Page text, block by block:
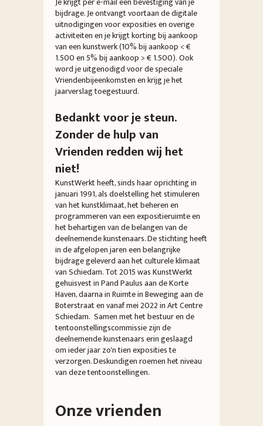
bijdrage. Je ontvangt voortaan de digitale
uitnodigingen voor exposities en overige
activiteiten en je krijgt korting bij aankoop
van een kunstwerk (10% bij aankoop < €
1.500 en 5% bij aankoop > € 1.500). Ook
word je uitgenodigd voor de speciale
Vriendenbijeenkomsten en krijg je het
jaarverslag toegestuurd.
Bedankt voor je steun.
Zonder de hulp van
Vrienden redden wij het
niet!
KunstWerkt heeft, sinds haar oprichting in
januari 1991, als doelstelling het stimuleren
van het kunstklimaat, het beheren en
programmeren van een expositieruimte en
het behartigen van de belangen van de
deelnemende kunstenaars. De stichting heeft
in de afgelopen jaren een belangrijke
bijdrage geleverd aan het culturele klimaat
van Schiedam. Tot 2015 was KunstWerkt
gehuisvest in Pand Paulus aan de Korte
Haven, daarna in Ruimte in Beweging aan de
Boterstraat en vanaf mei 2022 in Art Centre
Schiedam. Samen met het bestuur en de
tentoonstellingscommissie zijn de
deelnemende kunstenaars erin geslaagd
om ieder jaar zo'n tien exposities te
verzorgen. Deskundigen roemen het niveau
van deze tentoonstellingen.
Onze vrienden